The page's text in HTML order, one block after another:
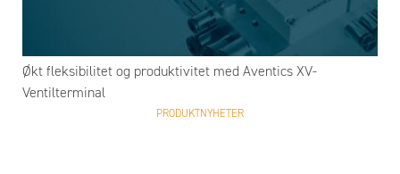
Økt fleksibilitet og produktivitet med Aventics XV-
Ventilterminal
PRODUKTNYHETER